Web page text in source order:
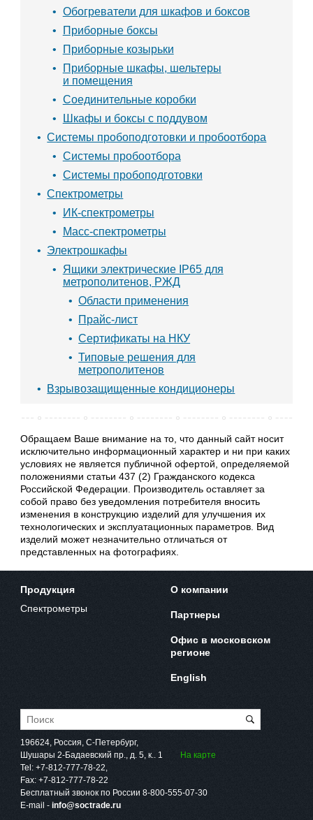
Обогреватели для шкафов и боксов
Приборные боксы
Приборные козырьки
Приборные шкафы, шельтеры
и помещения
Соединительные коробки
Шкафы и боксы с поддувом
Системы пробоподготовки и пробоотбора
Системы пробоотбора
Системы пробоподготовки
Спектрометры
ИК-спектрометры
Масс-спектрометры
Электрошкафы
Ящики электрические IP65 для
метрополитенов, РЖД
Области применения
Прайс-лист
Сертификаты на НКУ
Типовые решения для
метрополитенов
Взрывозащищенные кондиционеры
Обращаем Ваше внимание на то, что данный сайт носит
исключительно информационный характер и ни при каких
условиях не является публичной офертой, определяемой
положениями статьи 437 (2) Гражданского кодекса
Российской Федерации. Производитель оставляет за
собой право без уведомления потребителя вносить
изменения в конструкцию изделий для улучшения их
технологических и эксплуатационных параметров. Вид
изделий может незначительно отличаться от
представленных на фотографиях.
Продукция
Спектрометры
О компании
Партнеры
Офис в московском
регионе
English
196624, Россия, С-Петербург,
Шушары 2-Бадаевский пр., д. 5, к.. 1
На карте
Tel: +7-812-777-78-22,
Fax: +7-812-777-78-22
Бесплатный звонок по России 8-800-555-07-30
E-mail - info@soctrade.ru